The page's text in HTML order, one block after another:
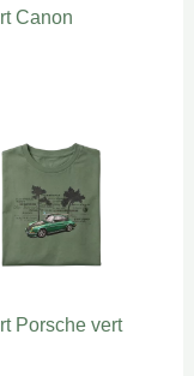
Canon
Porsche vert